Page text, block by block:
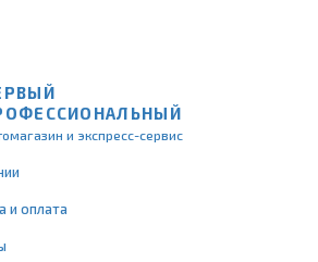
и экспресс-сервис
и оплата